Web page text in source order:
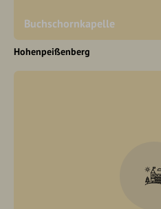
Buchschornkapelle
Hohenpeißenberg